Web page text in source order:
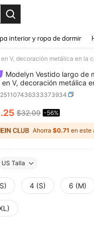
interior y ropa de dormir
Modelyn Vestido largo de
V, decoración metálica
capa en el pecho, estilo
para primavera/verano
AND
.25 $32.09 -56%
Ahorra $0.71 en este
US Talla
4 (S) 6 (M)